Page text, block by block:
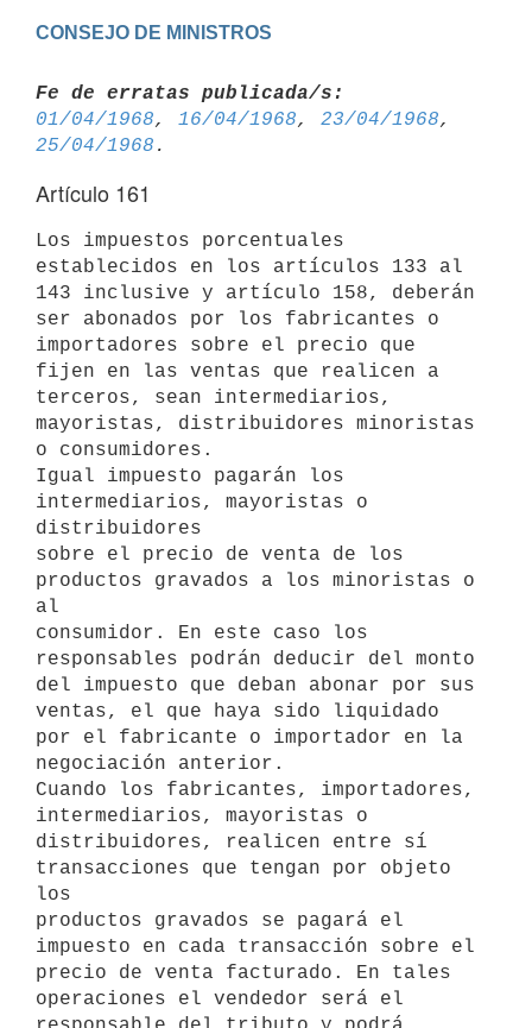
CONSEJO DE MINISTROS
Fe de erratas publicada/s:
01/04/1968, 16/04/1968, 23/04/1968
25/04/1968
Artículo 161
Los impuestos porcentuales
establecidos en los artículos 133 al
143 inclusive y artículo 158, deberán
ser abonados por los fabricantes o
importadores sobre el precio que
fijen en las ventas que realicen a
terceros, sean intermediarios,
mayoristas, distribuidores minoristas
o consumidores.
Igual impuesto pagarán los
intermediarios, mayoristas o
distribuidores
sobre el precio de venta de los
productos gravados a los minoristas o
al
consumidor. En este caso los
responsables podrán deducir del monto
del impuesto que deban abonar por sus
ventas, el que haya sido liquidado
por el fabricante o importador en la
negociación anterior.
Cuando los fabricantes, importadores,
intermediarios, mayoristas o
distribuidores, realicen entre sí
transacciones que tengan por objeto
los
productos gravados se pagará el
impuesto en cada transacción sobre el
precio de venta facturado. En tales
operaciones el vendedor será el